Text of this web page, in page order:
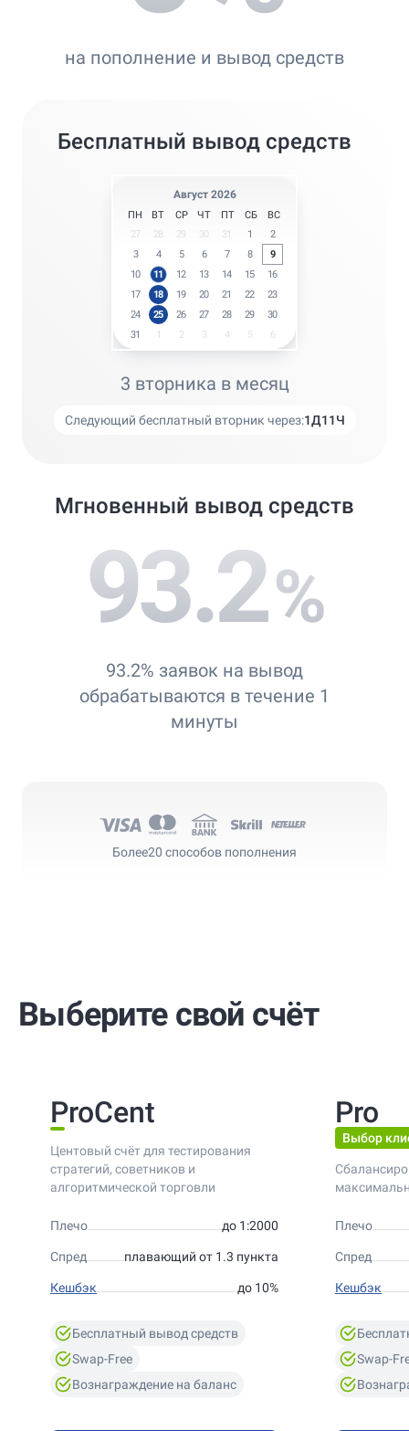
на пополнение и вывод средств
Бесплатный вывод средств
Август 2026
ПН ВТ СР ЧТ ПТ СБ
ВС
27
28 29 30 31 1
2
3
4 5 6 7 8
9
10
11 12 13 14 15
16
17
18 19 20 21 22
23
24
25 26 27 28 29
30
31
1 2 3 4 5 6
3 вторника в месяц
Следующий бесплатный вторник через:1Д11Ч
Мгновенный вывод средств
93.2%
93.2% заявок на вывод
обрабатываются в течение 1
минуты
Более20 способов пополнения
Выберите свой счёт
ProCent
Центовый счёт для тестирования
стратегий, советников и
алгоритмической торговли
Плечо до 1:2000
Спред плавающий от 1.3 пункта
Кешбэк до 10%
Бесплатный вывод средств
Swap-Free
Вознаграждение на баланс
Pro
Выбор
Плечо
Спред
Кешбэк
Swap-